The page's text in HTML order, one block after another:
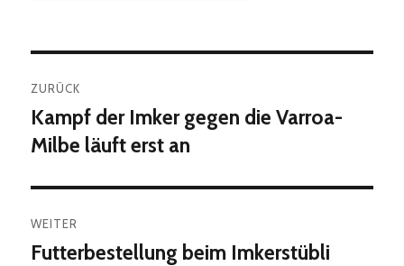
ZURÜCK
Vorheriger
Beitrag:
Kampf der Imker gegen die Varroa-
Milbe läuft erst an
WEITER
Nächster
Futterbestellung beim Imkerstübli